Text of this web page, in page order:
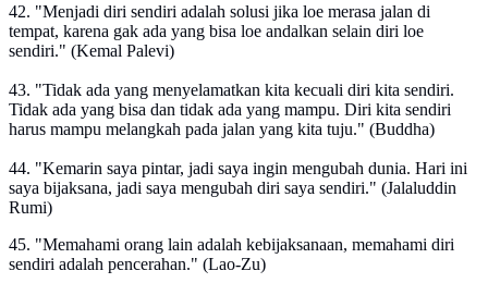
42. "Menjadi diri sendiri adalah solusi jika loe merasa jalan di
tempat, karena gak ada yang bisa loe andalkan selain diri loe
sendiri." (Kemal Palevi)
43. "Tidak ada yang menyelamatkan kita kecuali diri kita sendiri.
Tidak ada yang bisa dan tidak ada yang mampu. Diri kita sendiri
harus mampu melangkah pada jalan yang kita tuju." (Buddha)
44. "Kemarin saya pintar, jadi saya ingin mengubah dunia. Hari ini
saya bijaksana, jadi saya mengubah diri saya sendiri." (Jalaluddin
Rumi)
45. "Memahami orang lain adalah kebijaksanaan, memahami diri
sendiri adalah pencerahan." (Lao-Zu)